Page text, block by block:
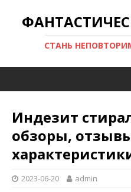
СТАНЬ
Индезит
обзоры,
2023-06-20 admin